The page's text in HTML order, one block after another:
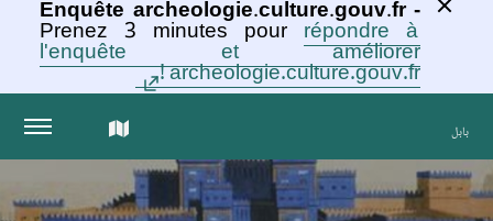
Enquête archeologie.culture.gouv.fr -
Prenez 3 minutes pour répondre à
l'enquête et améliorer
archeologie.culture.gouv.fr !
بابل الخريطة
التفاعلية